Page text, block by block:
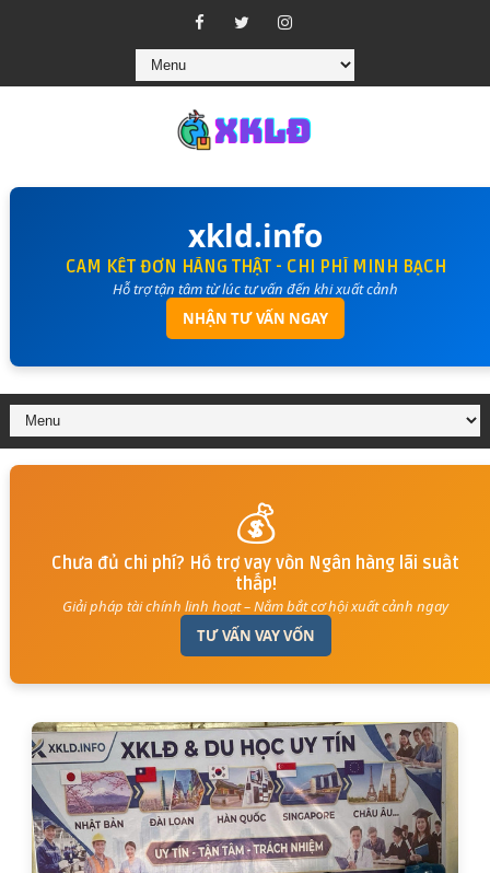
xkld.info
CAM KẾT ĐƠN HÀNG THẬT - CHI PHÍ MINH BẠCH
Hỗ trợ tận tâm từ lúc tư vấn đến khi xuất cảnh
NHẬN TƯ VẤN NGAY
💰
Chưa đủ chi phí? Hỗ trợ vay vốn Ngân hàng lãi suất
thấp!
Giải pháp tài chính linh hoạt – Nắm bắt cơ hội xuất cảnh ngay
TƯ VẤN VAY VỐN